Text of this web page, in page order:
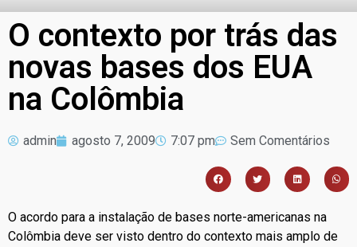
O contexto por trás das
novas bases dos EUA
na Colômbia
admin agosto 7, 2009 7:07 pm Sem Comentários
O acordo para a instalação de bases norte-americanas na
Colômbia deve ser visto dentro do contexto mais amplo de